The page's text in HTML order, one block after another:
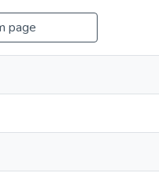
page